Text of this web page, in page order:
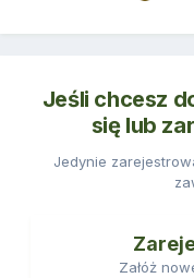
Jeśli chcesz
się lub
Jedynie
Załóż